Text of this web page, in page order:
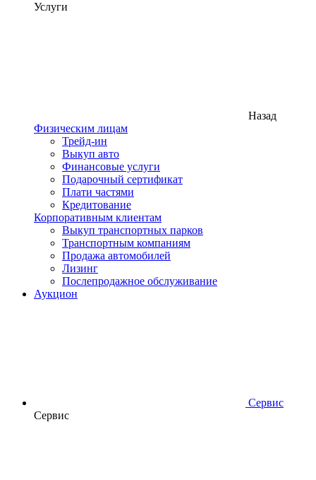
Услуги
Назад
Физическим лицам
Трейд-ин
Выкуп авто
Финансовые услуги
Подарочный сертификат
Плати частями
Кредитование
Корпоративным клиентам
Выкуп транспортных парков
Транспортным компаниям
Продажа автомобилей
Лизинг
Послепродажное обслуживание
Аукцион
Сервис
Сервис